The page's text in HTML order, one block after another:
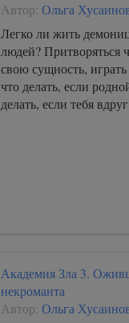
Автор: Ольга
Легко ли жить
людей? Притворяться
свою сущность,
что делать, если
делать, если тебя
Академия Зла 3.
некроманта
Автор: Ольга